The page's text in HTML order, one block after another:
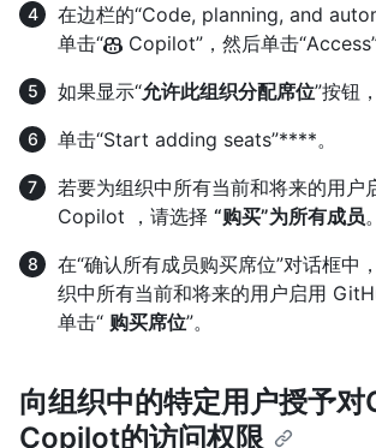
在边栏的“Code, planning, and
单击“
Copilot”，然后单击
如果显示“允许此组织分配席位”按钮
单击“Start adding seats”****。
若要为组织中所有当前和将来的用户
Copilot ，请选择 “购买”为所有成员。
在“确认所有成员购买席位”对话框中
织中所有当前和将来的用户启用
单击“ 购买席位”。
向组织中的特定用户授予
Copilot的访问权限